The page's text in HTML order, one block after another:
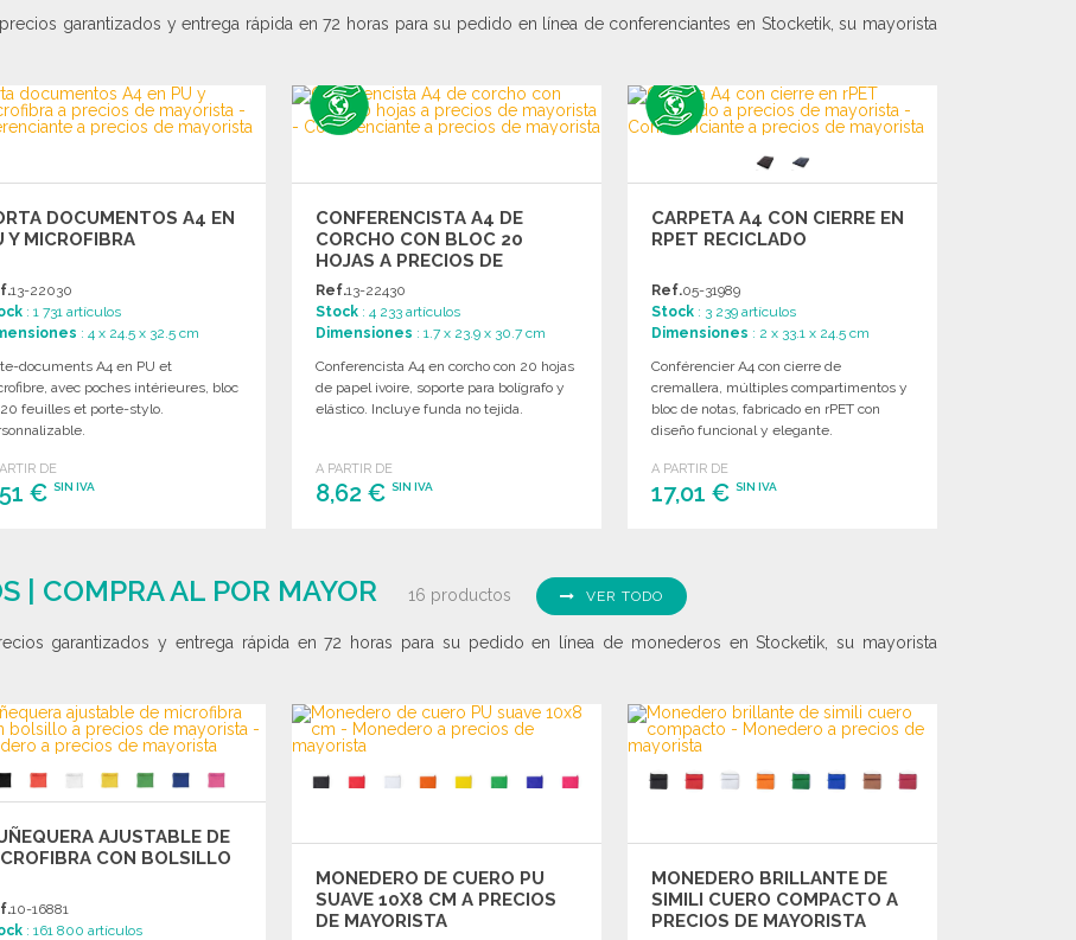
garantizados y entrega rápida en 72 horas para su pedido en línea de conferenciantes en Stocketik, su mayorista
DOCUMENTOS A4 EN
Y MICROFIBRA
13-22030
: 1 731 artículos
: 4 x 24.5 x 32.5 cm
documents A4 en PU et
avec poches intérieures, bloc
feuilles et porte-stylo.
DE
€SIN IVA
Solicitar un presupuesto
CONFERENCISTA A4 DE
CORCHO CON BLOC 20
HOJAS A PRECIOS DE
MAYORISTA
Ref.13-22430
Stock : 4 233 artículos
Dimensiones : 1.7 x 23.9 x 30.7 cm
Conferencista A4 en corcho con 20 hojas
de papel ivoire, soporte para bolígrafo y
elástico. Incluye funda no tejida.
A PARTIR DE
8,62 €SIN IVA
Solicitar un presupuesto
CARPETA A4 CON CIERRE EN
RPET RECICLADO
Ref.05-31989
Stock : 3 239 artículos
Dimensiones : 2 x 33.1 x 24.5 cm
Conférencier A4 con cierre de
cremallera, múltiples compartimentos y
bloc de notas, fabricado en rPET con
diseño funcional y elegante.
A PARTIR DE
17,01 €SIN IVA
| COMPRA AL POR MAYOR 16 productos VER TODO
garantizados y entrega rápida en 72 horas para su pedido en línea de monederos en Stocketik, su mayorista
AJUSTABLE DE
CON BOLSILLO
10-16881
: 161 800 artículos
MONEDERO DE CUERO PU
SUAVE 10X8 CM A PRECIOS
DE MAYORISTA
MONEDERO BRILLANTE DE
SIMILI CUERO COMPACTO A
PRECIOS DE MAYORISTA